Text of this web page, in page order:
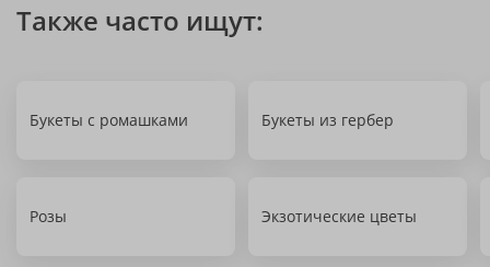
Также часто ищут:
Букеты с ромашками Букеты из гербер
Розы Экзотические цветы